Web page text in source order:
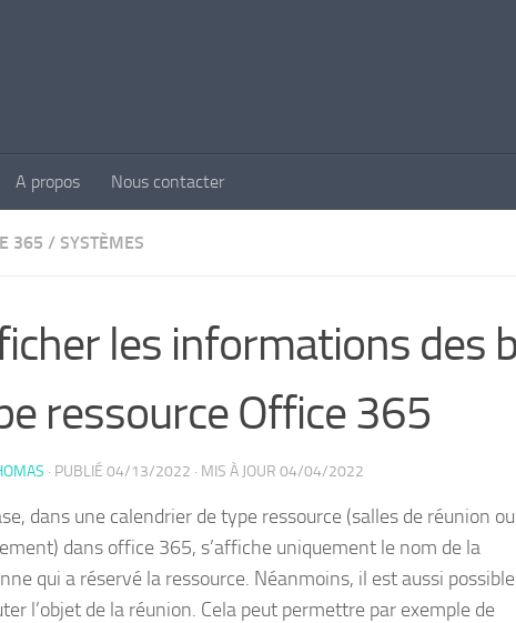
A propos Nous contacter
365 / SYSTÈMES
les informations des
ressource Office 365
· PUBLIÉ 04/13/2022 · MIS À JOUR 04/04/2022
dans une calendrier de type ressource (salles de réunion ou
dans office 365, s’affiche uniquement le nom de la
qui a réservé la ressource. Néanmoins, il est aussi possible
l’objet de la réunion. Cela peut permettre par exemple de